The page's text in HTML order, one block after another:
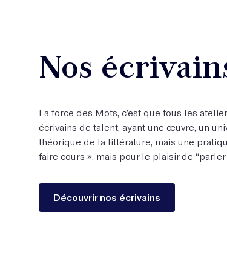
Nos
La force des Mots, c’est que tous les
écrivains de talent, ayant une œuvre, un
théorique de la littérature, mais une
faire cours », mais pour le plaisir de
Découvrir nos écrivains